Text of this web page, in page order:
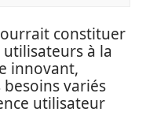
constituer
à la
innovant,
variés
utilisateur